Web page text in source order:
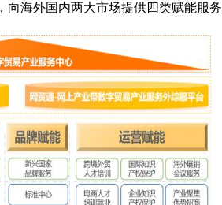
向海外国内两大市场提供四类赋能服务